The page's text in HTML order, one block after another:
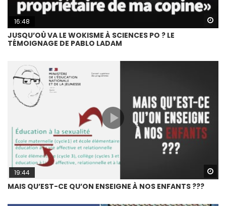
16:48
JUSQU’OÙ VA LE WOKISME À SCIENCES PO ? LE
TÉMOIGNAGE DE PABLO LADAM
19:44
MAIS QU’EST-CE QU’ON ENSEIGNE À NOS ENFANTS ???